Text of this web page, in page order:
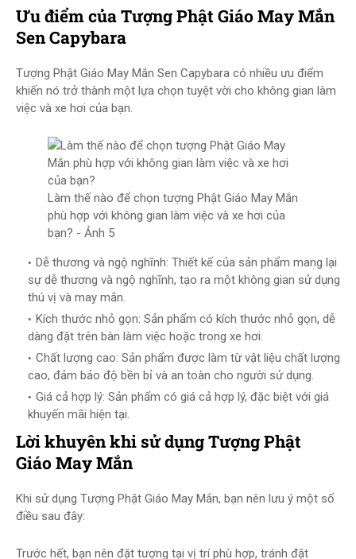
Ưu điểm của Tượng Phật Giáo May Mắn
Sen Capybara
Tượng Phật Giáo May Mắn Sen Capybara có nhiều ưu điểm
khiến nó trở thành một lựa chọn tuyệt vời cho không gian làm
việc và xe hơi của bạn.
Làm thế nào để chọn tượng Phật Giáo May Mắn
phù hợp với không gian làm việc và xe hơi của
bạn? - Ảnh 5
Dễ thương và ngộ nghĩnh: Thiết kế của sản phẩm mang lại
sự dễ thương và ngộ nghĩnh, tạo ra một không gian sử dụng
thú vị và may mắn.
Kích thước nhỏ gọn: Sản phẩm có kích thước nhỏ gọn, dễ
dàng đặt trên bàn làm việc hoặc trong xe hơi.
Chất lượng cao: Sản phẩm được làm từ vật liệu chất lượng
cao, đảm bảo độ bền bỉ và an toàn cho người sử dụng.
Giá cả hợp lý: Sản phẩm có giá cả hợp lý, đặc biệt với giá
khuyến mãi hiện tại.
Lời khuyên khi sử dụng Tượng Phật
Giáo May Mắn
Khi sử dụng Tượng Phật Giáo May Mắn, bạn nên lưu ý một số
điều sau đây:
Trước hết, bạn nên đặt tượng tại vị trí phù hợp, tránh đặt